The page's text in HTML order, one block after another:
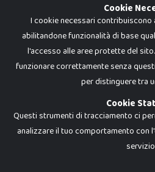
Dadi e Mattoncini è un brand di Giocabene
espressamente autorizzato è
brand elencati nel presente shop sono di
I prezzi e le promozioni pubblicate
negozio.
Giocabene Srl - via della Posta 8, 20123 Milano
P.IVA 02608090425 - REA AN201199 - C.S.
Cookie
I cookie necessari
abilitandone funzionalità di base
l'accesso alle aree protette del
funzionare correttamente senza
per distinguere tra
Cookie
Questi strumenti di tracciamento ci
analizzare il tuo comportamento